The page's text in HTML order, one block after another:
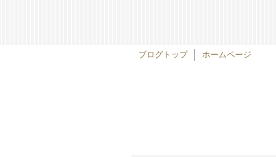
ブログトップ ホームページ